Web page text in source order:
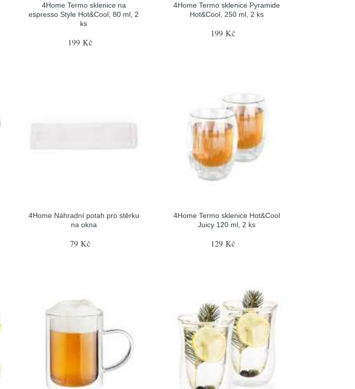
4Home Termo sklenice na
espresso Style Hot&Cool, 80 ml, 2
ks
199 Kč
4Home Termo sklenice Pyramide
Hot&Cool, 250 ml, 2 ks
199 Kč
4Home Náhradní potah pro stěrku
na okna
79 Kč
4Home Termo sklenice Hot&Cool
Juicy 120 ml, 2 ks
129 Kč